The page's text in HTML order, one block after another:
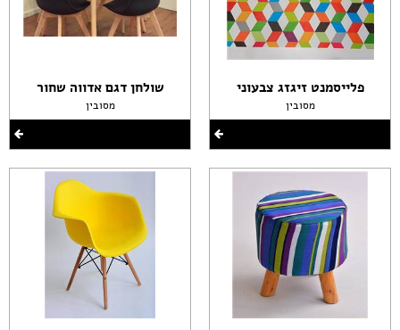
פלייסמנט זיגזג צבעוני
מסובין
שולחן דגם אדווה שחור
מסובין